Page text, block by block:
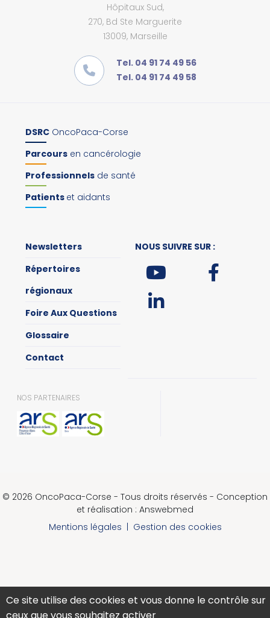
Hôpitaux Sud,
270, Bd Ste Marguerite
13009, Marseille
Tel. 04 91 74 49 56
Tel. 04 91 74 49 58
DSRC OncoPaca-Corse
Parcours en cancérologie
Professionnels de santé
Patients et aidants
Newsletters
Répertoires
régionaux
Foire Aux Questions
Glossaire
Contact
NOUS SUIVRE SUR :
NOS PARTENAIRES
© 2026 OncoPaca-Corse - Tous droits réservés - Conception
et réalisation : Answebmed
Mentions légales | Gestion des cookies
Ce site utilise des cookies et vous donne le contrôle sur